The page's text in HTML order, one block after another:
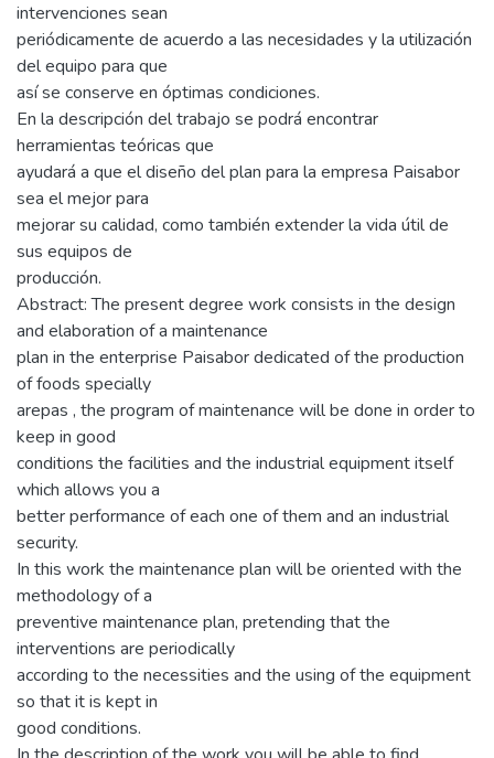
intervenciones sean
periódicamente de acuerdo a las necesidades y la utilización
del equipo para que
así se conserve en óptimas condiciones.
En la descripción del trabajo se podrá encontrar
herramientas teóricas que
ayudará a que el diseño del plan para la empresa Paisabor
sea el mejor para
mejorar su calidad, como también extender la vida útil de
sus equipos de
producción.
Abstract: The present degree work consists in the design
and elaboration of a maintenance
plan in the enterprise Paisabor dedicated of the production
of foods specially
arepas , the program of maintenance will be done in order to
keep in good
conditions the facilities and the industrial equipment itself
which allows you a
better performance of each one of them and an industrial
security.
In this work the maintenance plan will be oriented with the
methodology of a
preventive maintenance plan, pretending that the
interventions are periodically
according to the necessities and the using of the equipment
so that it is kept in
good conditions.